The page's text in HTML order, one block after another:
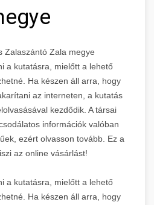
Zalaszántó Zala megye
a kutatásra, mielőtt a lehető
Ha készen áll arra, hogy
az interneten, a kutatás
kezdődik. A társai
információk valóban
ezért olvasson tovább. Ez a
az online vásárlást!
a kutatásra, mielőtt a lehető
Ha készen áll arra, hogy